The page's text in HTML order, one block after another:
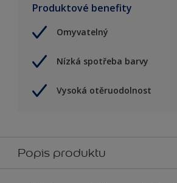
Produktové benefity
Omyvatelný
Nízká spotřeba barvy
Vysoká otěruodolnost
Popis produktu